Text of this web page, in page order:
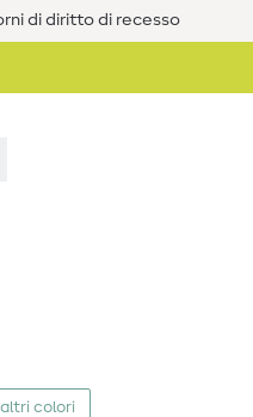
di diritto di recesso
altri colori